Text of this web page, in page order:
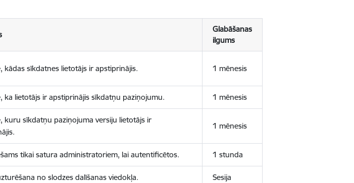
Glabāšanas
ilgums
kādas sīkdatnes lietotājs ir apstiprinājis. 1 mēnesis
ka lietotājs ir apstiprinājis sīkdatņu paziņojumu. 1 mēnesis
kuru sīkdatņu paziņojuma versiju lietotājs ir
1 mēnesis
tikai satura administratoriem, lai autentificētos. 1 stunda
no slodzes dalīšanas viedokļa. Sesija